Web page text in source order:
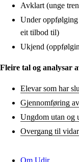
Avklart (unge
Under
eit tilbod til)
Ukjend
Fleire tal og analysar
Elevar som har
Gjennomføring
Ungdom utan og
Overgang til